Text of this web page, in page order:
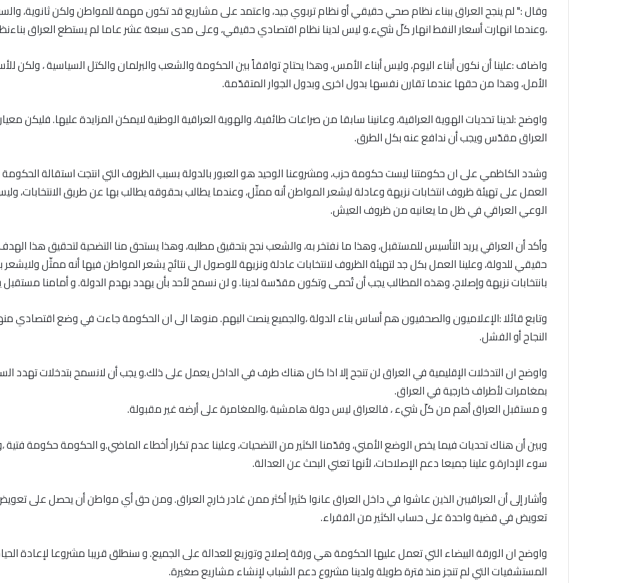
وقال :" لم ينجح العراق ببناء نظام صحي حقيقي أو نظام تربوي جيد، واعتمد على مشاريع قد تكون مهمة للمواطن ولكن ثانوية،
،وعندما انهارت أسعار النفط انهار كلّ شيء.و ليس لدينا نظام اقتصادي حقيقي، وعلى مدى سبعة عشر عاما لم يستطع العراق
واضاف :علينا أن نكون أبناء اليوم، وليس أبناء الأمس، وهذا يحتاج توافقاً بين الحكومة والشعب والبرلمان والكتل السياسية ، ولكن
الأمل، وهذا من حقها عندما تقارن نفسها بدول اخرى وبدول الجوار المتقدّمة.
واوضح :لدينا تحديات الهوية العراقية، وعانينا سابقا من صراعات طائفية، والهوية العراقية الوطنية لايمكن المزايدة عليها. فليكن
العراق مقدّس ويجب أن ندافع عنه بكل الطرق.
وشدد الكاظمي على ان حكومتنا ليست حكومة حزب، ومشروعنا الوحيد هو العبور بالدولة بسبب الظروف التي انتجت استقالة الحكومة
العمل على تهيئة ظروف انتخابات نزيهة وعادلة ليشعر المواطن أنه ممثّل، وعندما يطالب بحقوقه يطالب بها عن طريق
الوعي العراقي في ظل ما يعانيه من ظروف العيش.
وأكد أن العراقي يريد التأسيس للمستقبل، وهذا ما نفتخر به، والشعب نجح بتحقيق مطلبه، وهذا يستحق منا التضحية لتحقيق هذا
حقيقي للدولة، وعلينا العمل بكل جد لتهيئة الظروف لانتخابات عادلة ونزيهة للوصول الى نتائج يشعر المواطن فيها أنه ممثّل
بانتخابات نزيهة وإصلاح، وهذه المطالب يجب أن تُحمى وتكون مقدّسة لدينا. و لن نسمح لأحد بأن يهدد بهدم الدولة. و أمامنا مستقبل يجب
وتابع قائلا :الإعلاميون والصحفيون هم أساس بناء الدولة ،والجميع ينصت اليهم. منوها الى ان الحكومة جاءت في وضع اقتصادي
النجاح أو الفشل.
واوضح ان التدخلات الإقليمية في العراق لن تنجح إلا اذا كان هناك طرف في الداخل يعمل على ذلك.و يجب أن لانسمح بتدخلات تهدد
بمغامرات لأطراف خارجية في العراق.
و مستقبل العراق أهم من كلّ شيء ، فالعراق ليس دولة هامشية ،والمغامرة على أرضه غير مقبولة.
وبين أن هناك تحديات فيما يخص الوضع الأمني، وقدّمنا الكثير من التضحيات، وعلينا عدم تكرار أخطاء الماضي.و الحكومة حكومة
سوء الإدارة.و علينا جميعا دعم الإصلاحات، لأنها تعني البحث عن العدالة.
وأشار إلى أن العراقيبن الذين عاشوا في داخل العراق عانوا كثيرا أكثر ممن غادر خارج العراق. ومن حق أي مواطن أن يحصل
تعويض في قضية واحدة على حساب الكثير من الفقراء.
واوضح ان الورقة البيضاء التي تعمل عليها الحكومة هي ورقة إصلاح وتوزيع للعدالة على الجميع. و سنطلق قريبا مشروعا لإعادة
المستشفيات التي لم تنجز منذ فترة طويلة ولدينا مشروع دعم الشباب لإنشاء مشاريع صغيرة.